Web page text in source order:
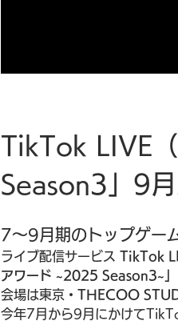
TikTok LIVE
Season3」9
7〜9月期のトップゲー
ライブ配信サービス TikTok
アワード ~2025 Season3~」
会場は東京・ THECOO
今年7月から9月にかけて